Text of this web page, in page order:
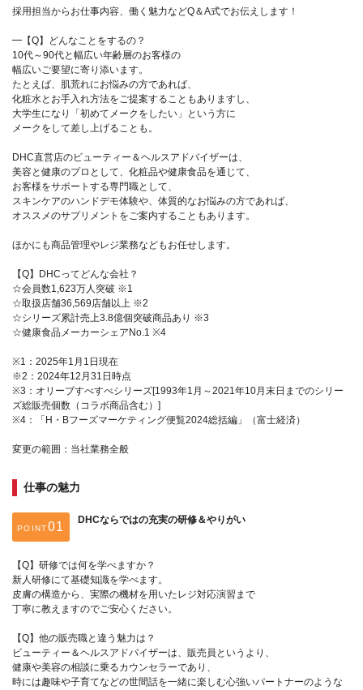
採用担当からお仕事内容、働く魅力などQ＆A式でお伝えします！
━【Q】どんなことをするの？
10代～90代と幅広い年齢層のお客様の
幅広いご要望に寄り添います。
たとえば、肌荒れにお悩みの方であれば、
化粧水とお手入れ方法をご提案することもありますし、
大学生になり「初めてメークをしたい」という方に
メークをして差し上げることも。
DHC直営店のビューティー＆ヘルスアドバイザーは、
美容と健康のプロとして、化粧品や健康食品を通じて、
お客様をサポートする専門職として、
スキンケアのハンドデモ体験や、体質的なお悩みの方であれば、
オススメのサプリメントをご案内することもあります。
ほかにも商品管理やレジ業務などもお任せします。
【Q】DHCってどんな会社？
☆会員数1,623万人突破 ※1
☆取扱店舗36,569店舗以上 ※2
☆シリーズ累計売上3.8億個突破商品あり ※3
☆健康食品メーカーシェアNo.1 ※4
※1：2025年1月1日現在
※2：2024年12月31日時点
※3：オリーブすべすべシリーズ[1993年1月～2021年10月末日までのシリー
ズ総販売個数（コラボ商品含む）]
※4：「H・Bフーズマーケティング便覧2024総括編」（富士経済）
変更の範囲：当社業務全般
仕事の魅力
POINT
DHCならではの充実の研修＆やりがい
【Q】研修では何を学べますか？
新人研修にて基礎知識を学べます。
皮膚の構造から、実際の機材を用いたレジ対応演習まで
丁寧に教えますのでご安心ください。
【Q】他の販売職と違う魅力は？
ビューティー＆ヘルスアドバイザーは、販売員というより、
健康や美容の相談に乗るカウンセラーであり、
時には趣味や子育てなどの世間話を一緒に楽しむ心強いパートナーのような